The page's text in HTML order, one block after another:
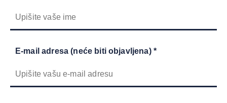
E-mail adresa (neće biti objavljena) *